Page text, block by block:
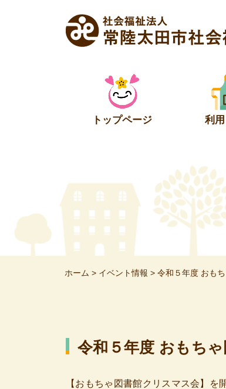
トップページ 利
ホーム > イベント情報 > 令和５年度 おも
令和５年度 おもち
【おもちゃ図書館クリスマス会】を